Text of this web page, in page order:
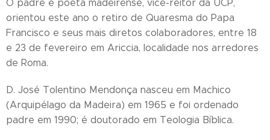
O padre e poeta madeirense, vice-reitor da UCP,
orientou este ano o retiro de Quaresma do Papa
Francisco e seus mais diretos colaboradores, entre 18
e 23 de fevereiro em Ariccia, localidade nos arredores
de Roma.
D. José Tolentino Mendonça nasceu em Machico
(Arquipélago da Madeira) em 1965 e foi ordenado
padre em 1990; é doutorado em Teologia Bíblica.